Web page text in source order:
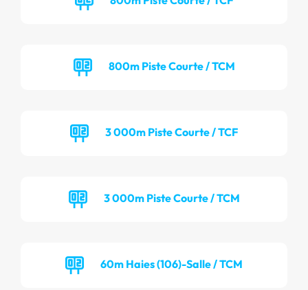
800m Piste Courte / TCM
3 000m Piste Courte / TCF
3 000m Piste Courte / TCM
60m Haies (106)-Salle / TCM